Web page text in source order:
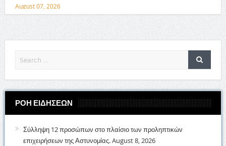
August 07, 2026
ΡΟΗ ΕΙΔΗΣΕΩΝ
Σύλληψη 12 προσώπων στο πλαίσιο των προληπτικών
επιχειρήσεων της Αστυνομίας.August 8, 2026